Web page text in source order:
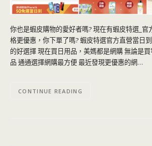
你也是蝦皮購物的愛好者嗎? 現在有蝦皮特選_官
格更優惠，你下單了嗎? 蝦皮特選官方直營當日
的好選擇 現在買日用品，美媽都是網購 無論是
品 通通選擇網購最方便 最近發現更優惠的網…
CONTINUE READING